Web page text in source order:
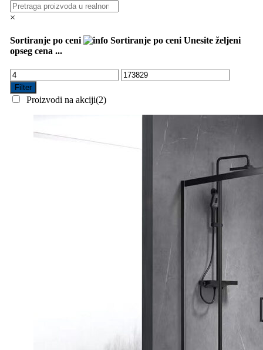
×
Sortiranje po ceni Sortiranje po ceni Unesite željeni
opseg cena ...
Filter
Proizvodi na akciji(2)